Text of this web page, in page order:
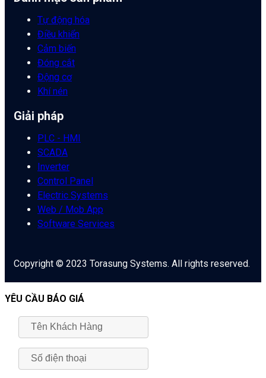
Tự động hóa
Điều khiển
Cảm biến
Đóng cắt
Động cơ
Khí nén
Giải pháp
PLC - HMI
SCADA
Inverter
Control Panel
Electric Systems
Web / Mob App
Software Services
Copyright © 2023 Torasung Systems. All rights reserved.
YÊU CẦU BÁO GIÁ